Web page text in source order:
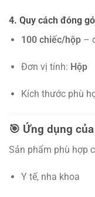
4. Quy cách đóng
100 chiếc/hộp–
Đơn vị tính: Hộp
Kích thước phù
🎯 Ứng dụng
Sản phẩm phù hợp
Y tế, nha khoa